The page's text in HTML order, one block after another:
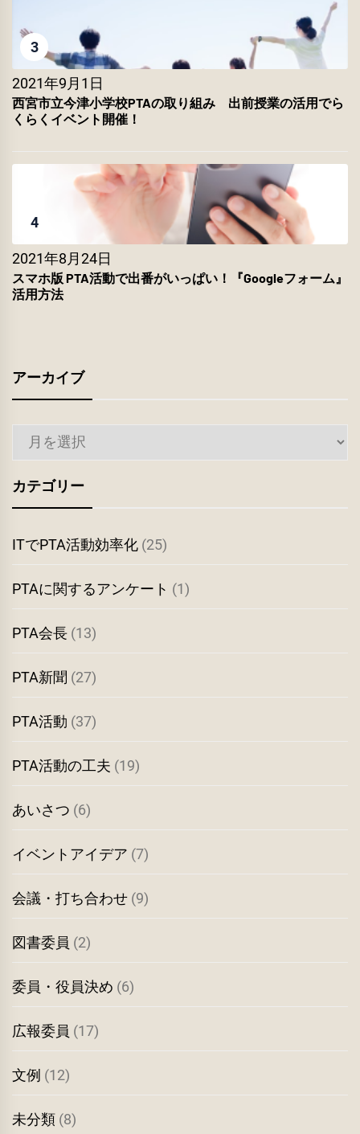
3
2021年9月1日
西宮市立今津小学校PTAの取り組み 出前授業の活用でら
くらくイベント開催！
4
2021年8月24日
スマホ版 PTA活動で出番がいっぱい！『Googleフォーム』
活用方法
アーカイブ
カ
イ
カテゴリー
ITでPTA活動効率化 (25)
PTAに関するアンケート (1)
PTA会長 (13)
PTA新聞 (27)
PTA活動 (37)
PTA活動の工夫 (19)
あいさつ (6)
イベントアイデア (7)
会議・打ち合わせ (9)
図書委員 (2)
委員・役員決め (6)
広報委員 (17)
文例 (12)
未分類 (8)